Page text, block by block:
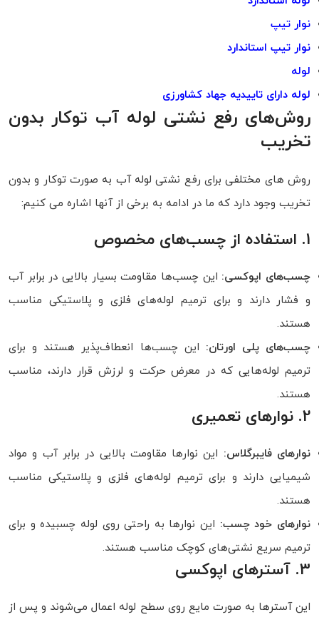
نوار تیپ
نوار تیپ استاندارد
لوله
لوله دارای تاییدیه جهاد کشاورزی
روش‌های رفع نشتی لوله آب توکار بدون
تخریب
روش های مختلفی برای رفع نشتی لوله آب به صورت توکار و بدون
تخریب وجود دارد که ما در ادامه به برخی از آنها اشاره می کنیم:
1. استفاده از چسب‌های مخصوص
چسب‌های اپوکسی: این چسب‌ها مقاومت بسیار بالایی در برابر آب
و فشار دارند و برای ترمیم لوله‌های فلزی و پلاستیکی مناسب
هستند.
چسب‌های پلی اورتان: این چسب‌ها انعطاف‌پذیر هستند و برای
ترمیم لوله‌هایی که در معرض حرکت و لرزش قرار دارند، مناسب
هستند.
2. نوارهای تعمیری
نوارهای فایبرگلاس: این نوارها مقاومت بالایی در برابر آب و مواد
شیمیایی دارند و برای ترمیم لوله‌های فلزی و پلاستیکی مناسب
هستند.
نوارهای خود چسب: این نوارها به راحتی روی لوله چسبیده و برای
ترمیم سریع نشتی‌های کوچک مناسب هستند.
3. آسترهای اپوکسی
این آسترها به صورت مایع روی سطح لوله اعمال می‌شوند و پس از